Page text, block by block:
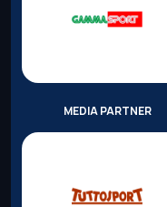
MEDIA PARTNER